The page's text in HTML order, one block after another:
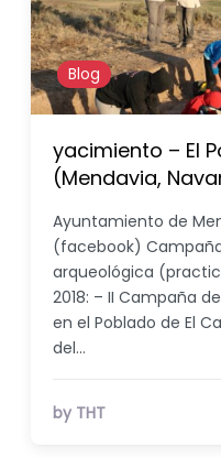
Blog
yacimiento – El
(Mendavia,
Ayuntamiento de
(facebook)
arqueológica
2018: – II Campaña
en el Poblado de El
del…
by THT